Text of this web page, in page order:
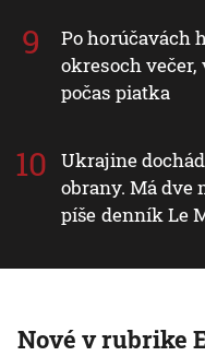
Po horúčavách
okresoch
počas piatka
Ukrajine
obrany. Má dve
píše denník Le
Nové v rubrike